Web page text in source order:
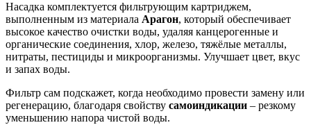
Насадка комплектуется фильтрующим картриджем,
выполненным из материала Арагон, который обеспечивает
высокое качество очистки воды, удаляя канцерогенные и
органические соединения, хлор, железо, тяжёлые металлы,
нитраты, пестициды и микроорганизмы. Улучшает цвет, вкус
и запах воды.
Фильтр сам подскажет, когда необходимо провести замену или
регенерацию, благодаря свойству самоиндикации – резкому
уменьшению напора чистой воды.